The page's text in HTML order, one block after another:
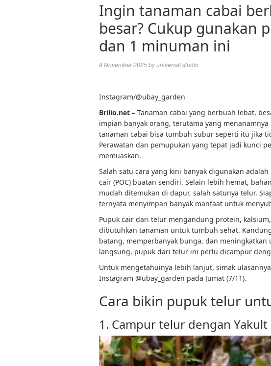
Ingin tanaman cabai
besar? Cukup gunakan
dan 1 minuman ini
9 November 2025byuniversal studio
Instagram/@ubay_garden
Brilio.net – Tanaman cabai yang berbuah lebat,
impian banyak orang, terutama yang
tanaman cabai bisa tumbuh subur seperti itu jika
Perawatan dan pemupukan yang tepat jadi kunci
memuaskan.
Salah satu cara yang kini banyak digunakan
cair (POC) buatan sendiri. Selain lebih hemat,
mudah ditemukan di dapur, salah satunya telur.
ternyata menyimpan banyak manfaat untuk
Pupuk cair dari telur mengandung protein,
dibutuhkan tanaman untuk tumbuh sehat.
batang, memperbanyak bunga, dan
langsung, pupuk dari telur ini perlu dicampur
Untuk mengetahuinya lebih lanjut, simak
Instagram @ubay_garden pada Jumat (7/11).
Cara bikin pupuk telur
1. Campur telur dengan